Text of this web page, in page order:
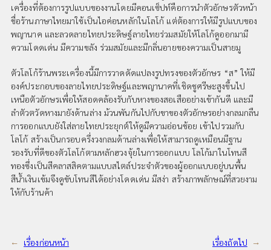
เครื่องที่ต้องการรูปแบบของงานโดยมีคอนเซ็ปท์คือการนำตัวอักษรตัวหน้า
ชื่อร้านภาษาไทยมาใช้เป็นไอค่อนหลักในโลโก้ แต่ต้องการให้มีรูปแบบของ
พญานาค และลวดลายไทยประดิษฐ์ลายไทยร่วมสมัยให้โลโก้ดูออกมามี
ความโดดเด่น มีความขลัง ร่วมสมัยและมีกลิ่นอายของความเป็นสายมู
ตัวโลโก้ร้านพระเครื่องนี้มีการวาดดัดแปลงรูปทรงของตัวอักษร “ส” ให้มี
องค์ประกอบของลายไทยประดิษฐ์และพญานาคที่เชิดชูศรีษะสูงขึ้นไป
เหนือตัวอักษรเพื่อให้สอดคล้องรับกับหางของสอเสืออย่างเข้ากันดี และมี
ลำตัวตวัดหางมายังด้านล่าง ม้วนพันกันไปกับขาของตัวอักษรอย่างกลมกลืน
การออกแบบยังใส่ลายไทยประยุกต์ให้ดูมีความอ่อนช้อย เข้าไปรวมกับ
โลโก้ สร้างเป็นกรอบครึ่งวงกลมด้านล่างเพื่อให้สามารถดูเหมือนมีฐาน
รองรับที่ดีของตัวโลโก้ตามหลักฮวงจุ้ยในการออกแบบ โลโก้มาในโทนสี
ทองซึ่งเป็นสีคลาสสิคตามแบบสไตล์ประจำตัวของผู้ออกแบบอยู่บนพื้น
สีน้ำเงินเข้มจึงดูขับโทนสีได้อย่างโดดเด่น มีสง่า สร้างภาพลักษณ์ที่สวยงาม
ให้กับร้านค้า
← เรื่องก่อนหน้า เรื่องถัดไป →